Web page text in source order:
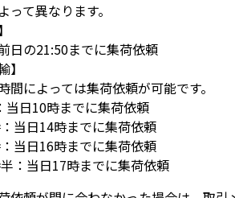
って異なります。
日の21:50までに集荷依頼
】
間によっては集荷依頼が可能です。
当日10時までに集荷依頼
当日14時までに集荷依頼
当日16時までに集荷依頼
：当日17時までに集荷依頼